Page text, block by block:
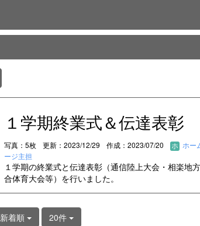
１学期終業式＆伝達表彰
写真：5枚 更新：2023/12/29 作成：2023/07/20
ホー
ージ主担
１学期の終業式と伝達表彰（通信陸上大会・相楽地
合体育大会等）を行いました。
新着順 20件